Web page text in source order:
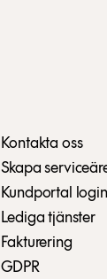
Kontakta oss
Skapa
Kundportal login
Lediga tjänster
Fakturering
GDPR